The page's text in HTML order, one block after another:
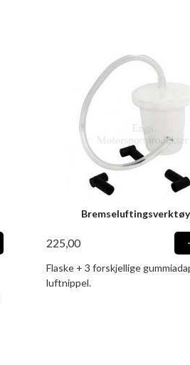
Bremseluftingsverktøy
225,00
Flaske + 3 forskjellige
luftnippel.